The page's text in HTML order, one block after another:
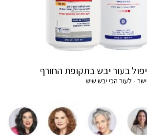
בעור יבש בתקופת החורף
- לעור הכי יבש שיש